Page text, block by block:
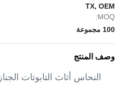
TX, OEM
MOQ:
100 مجموعة
وصف المنتج
النحاس أثاث التابوتات